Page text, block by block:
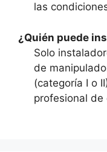
las
¿Quién puede
Solo
de
(categoría I o
profesional